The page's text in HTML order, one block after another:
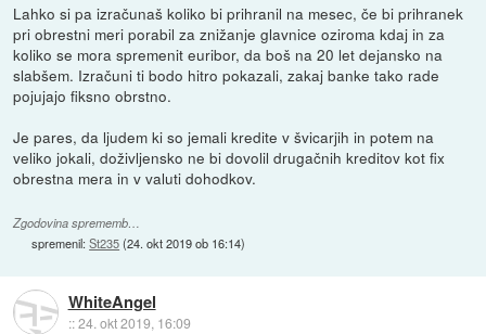
Lahko si pa izračunaš koliko bi prihranil na mesec, če bi prihranek
pri obrestni meri porabil za znižanje glavnice oziroma kdaj in za
koliko se mora spremenit euribor, da boš na 20 let dejansko na
slabšem. Izračuni ti bodo hitro pokazali, zakaj banke tako rade
pojujajo fiksno obrstno.
Je pares, da ljudem ki so jemali kredite v švicarjih in potem na
veliko jokali, doživljensko ne bi dovolil drugačnih kreditov kot fix
obrestna mera in v valuti dohodkov.
Zgodovina sprememb…
spremenil:St235(24. okt 2019 ob 16:14)
WhiteAngel
::24. okt 2019, 16:09